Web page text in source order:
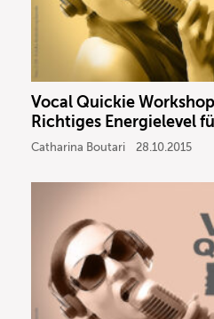
Vocal Quickie
Richtiges Energielevel
Catharina Boutari 28.10.2015